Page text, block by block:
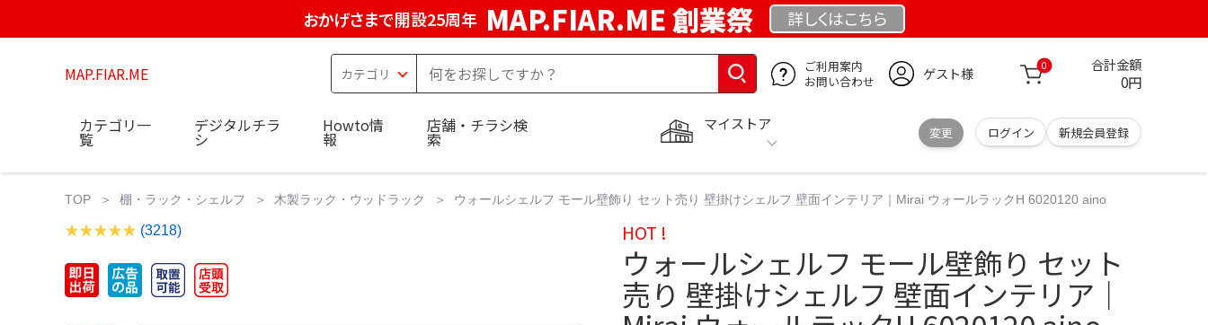
おかげさまで開設25周年 MAP.FIAR.ME 創業祭 詳しくはこちら
MAP.FIAR.ME
ご利用案内
お問い合わせ
ゲスト様 0 合計金額
0円
マイストア
変更 ログイン 新規会員登録
カテゴリ一
覧
デジタルチラ
シ
Howto情
報
店舗・チラシ検
索
TOP 棚・ラック・シェルフ 木製ラック・ウッドラック ウォールシェルフ モール壁飾り セット売り 壁掛けシェルフ 壁面インテリア｜Mirai ウォールラックH 6020120 aino
(3218) HOT !
ウォールシェルフ モール壁飾り セット
売り 壁掛けシェルフ 壁面インテリア｜